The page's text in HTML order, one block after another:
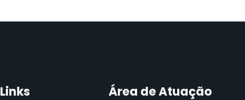
Links Área de Atuação